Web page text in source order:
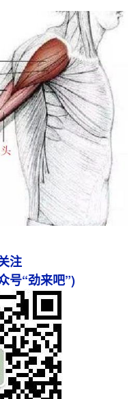
注
号“劲来吧”)